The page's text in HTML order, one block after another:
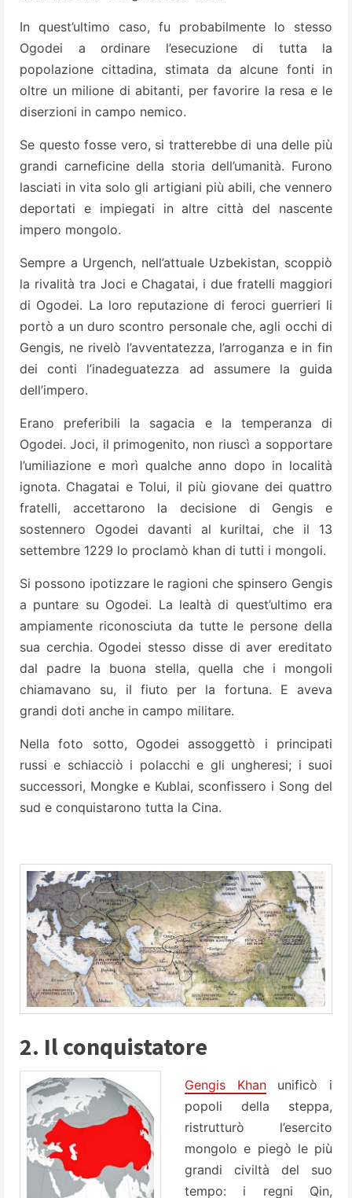
In quest’ultimo caso, fu probabilmente lo stesso
Ogodei a ordinare l’esecuzione di tutta la
popolazione cittadina, stimata da alcune fonti in
oltre un milione di abitanti, per favorire la resa e le
diserzioni in campo nemico.
Se questo fosse vero, si tratterebbe di una delle più
grandi carneficine della storia dell’umanità. Furono
lasciati in vita solo gli artigiani più abili, che vennero
deportati e impiegati in altre città del nascente
impero mongolo.
Sempre a Urgench, nell’attuale Uzbekistan, scoppiò
la rivalità tra Joci e Chagatai, i due fratelli maggiori
di Ogodei. La loro reputazione di feroci guerrieri li
portò a un duro scontro personale che, agli occhi di
Gengis, ne rivelò l’avventatezza, l’arroganza e in fin
dei conti l’inadeguatezza ad assumere la guida
dell’impero.
Erano preferibili la sagacia e la temperanza di
Ogodei. Joci, il primogenito, non riuscì a sopportare
l’umiliazione e morì qualche anno dopo in località
ignota. Chagatai e Tolui, il più giovane dei quattro
fratelli, accettarono la decisione di Gengis e
sostennero Ogodei davanti al kuriltai, che il 13
settembre 1229 lo proclamò khan di tutti i mongoli.
Si possono ipotizzare le ragioni che spinsero Gengis
a puntare su Ogodei. La lealtà di quest’ultimo era
ampiamente riconosciuta da tutte le persone della
sua cerchia. Ogodei stesso disse di aver ereditato
dal padre la buona stella, quella che i mongoli
chiamavano su, il fiuto per la fortuna. E aveva
grandi doti anche in campo militare.
Nella foto sotto, Ogodei assoggettò i principati
russi e schiacciò i polacchi e gli ungheresi; i suoi
successori, Mongke e Kublai, sconfissero i Song del
sud e conquistarono tutta la Cina.
2. Il conquistatore
Gengis Khanunificò i
popoli della steppa,
ristrutturò l’esercito
mongolo e piegò le più
grandi civiltà del suo
tempo: i regni Qin,